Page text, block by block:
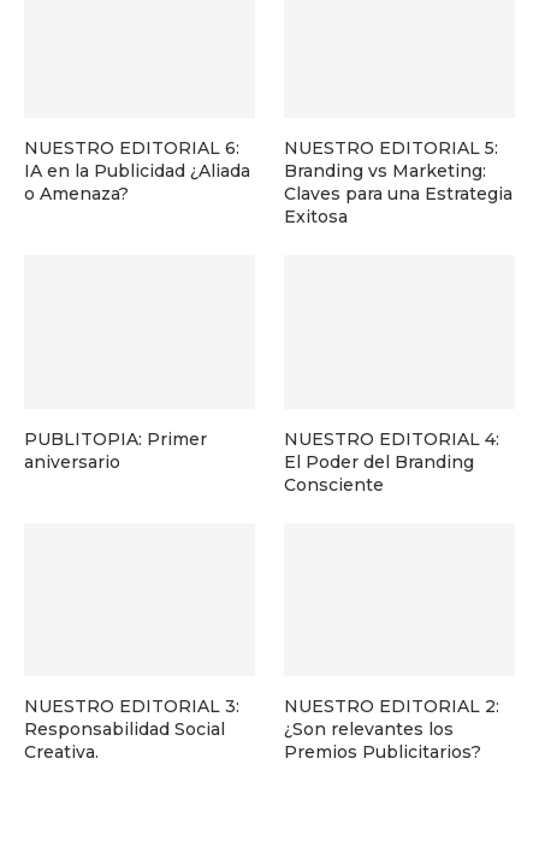
NUESTRO EDITORIAL 6:
IA en la Publicidad ¿Aliada
o Amenaza?
NUESTRO EDITORIAL 5:
Branding vs Marketing:
Claves para una Estrategia
Exitosa
PUBLITOPIA: Primer
aniversario
NUESTRO EDITORIAL 4:
El Poder del Branding
Consciente
NUESTRO EDITORIAL 3:
Responsabilidad Social
Creativa.
NUESTRO EDITORIAL 2:
¿Son relevantes los
Premios Publicitarios?